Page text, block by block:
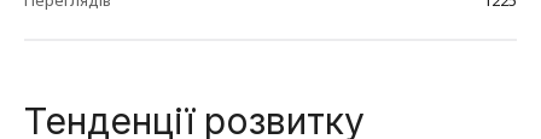
Тенденції розвитку